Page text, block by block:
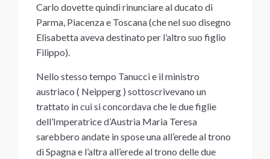
Carlo dovette quindi rinunciare al ducato di
Parma, Piacenza e Toscana (che nel suo disegno
Elisabetta aveva destinato per l’altro suo figlio
Filippo).
Nello stesso tempo Tanucci e il ministro
austriaco ( Neipperg ) sottoscrivevano un
trattato in cui si concordava che le due figlie
dell’Imperatrice d’Austria Maria Teresa
sarebbero andate in spose una all’erede al trono
di Spagna e l’altra all’erede al trono delle due